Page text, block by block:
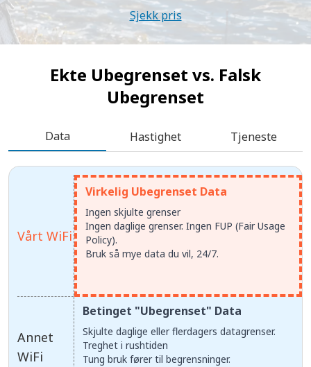
Sjekk pris
Ekte Ubegrenset vs. Falsk
Ubegrenset
Data Hastighet Tjeneste
Vårt WiFi
Annet
WiFi
Virkelig Ubegrenset Data
Ingen skjulte grenser
Ingen daglige grenser. Ingen FUP (Fair Usage
Policy).
Bruk så mye data du vil, 24/7.
Betinget "Ubegrenset" Data
Skjulte daglige eller flerdagers datagrenser.
Treghet i rushtiden
Tung bruk fører til begrensninger.